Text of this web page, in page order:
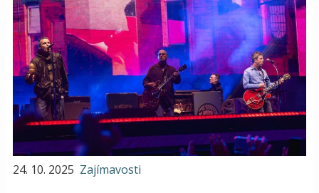
24. 10. 2025 Zajímavosti